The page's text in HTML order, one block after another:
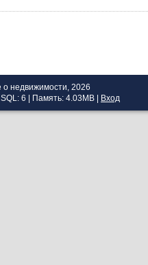
о недвижимости, 2026
6 | Память: 4.03MB Вход